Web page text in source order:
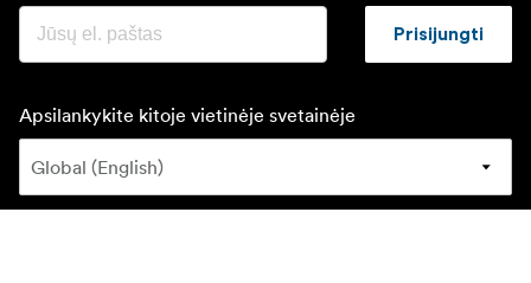
Prisijungti
Apsilankykite kitoje vietinėje svetainėje